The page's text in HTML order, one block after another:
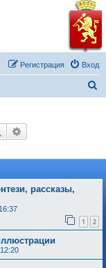
Вход
Регистрация
Поиск
рассказы,
1 2